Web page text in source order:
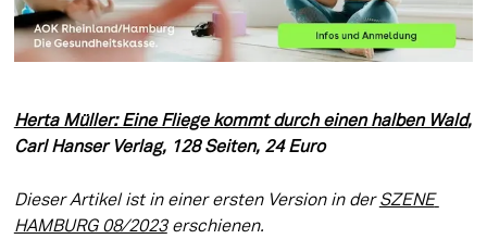
Herta Müller: Eine Fliege kommt durch einen halben Wald,
Carl Hanser Verlag, 128 Seiten, 24 Euro
Dieser Artikel ist in einer ersten Version in der SZENE
HAMBURG 08/2023 erschienen.